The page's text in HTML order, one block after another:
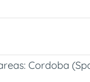
Cordoba